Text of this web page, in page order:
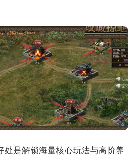
处是解锁海量核心玩法与高阶养